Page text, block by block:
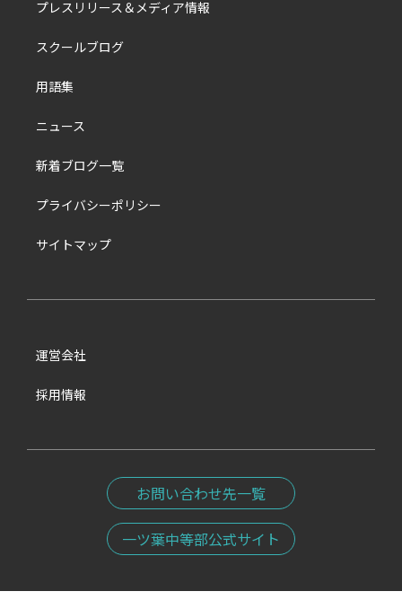
プレスリリース＆メディア情報
スクールブログ
用語集
ニュース
新着ブログ一覧
プライバシーポリシー
サイトマップ
運営会社
採用情報
お問い合わせ先一覧
一ツ葉中等部公式サイト